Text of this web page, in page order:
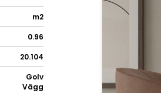
m2
0.96
20.104
Golv
Vägg